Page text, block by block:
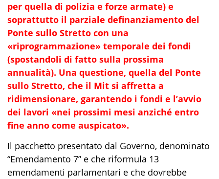
per quella di polizia e forze armate) e
soprattutto il parziale definanziamento del
Ponte sullo Stretto con una
«riprogrammazione» temporale dei fondi
(spostandoli di fatto sulla prossima
annualità). Una questione, quella del Ponte
sullo Stretto, che il Mit si affretta a
ridimensionare, garantendo i fondi e l’avvio
dei lavori «nei prossimi mesi anziché entro
fine anno come auspicato».
Il pacchetto presentato dal Governo, denominato
“Emendamento 7” e che riformula 13
emendamenti parlamentari e che dovrebbe